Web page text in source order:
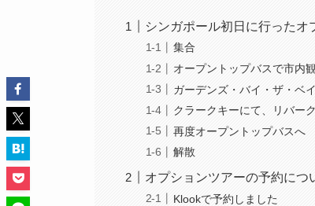
シンガポール初日に行ったオ
集合
オープントップバスで市内
ガーデンズ・バイ・ザ・ベ
クラークキーにて、リバー
再度オープントップバスへ
解散
オプションツアーの予約につ
Klookで予約しました